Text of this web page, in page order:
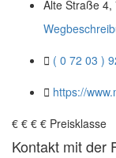
Alte Straße 4,
( 0 72 03 )
https://
€ € € € Preisklasse
Kontakt mit der